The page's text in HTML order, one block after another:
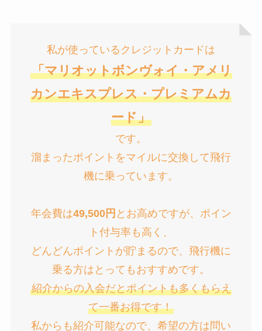
私が使っているクレジットカードは
「マリオットボンヴォイ・アメリ
カンエキスプレス・プレミアムカ
ード」
です。
溜まったポイントをマイルに交換して飛行
機に乗っています。
年会費は49,500円 とお高めですが、ポイン
ト付与率も高く、
どんどんポイントが貯まるので、飛行機に
乗る方はとってもおすすめです。
紹介からの入会だとポイントも多くもらえ
て一番お得です！
私からも紹介可能なので、希望の方は問い